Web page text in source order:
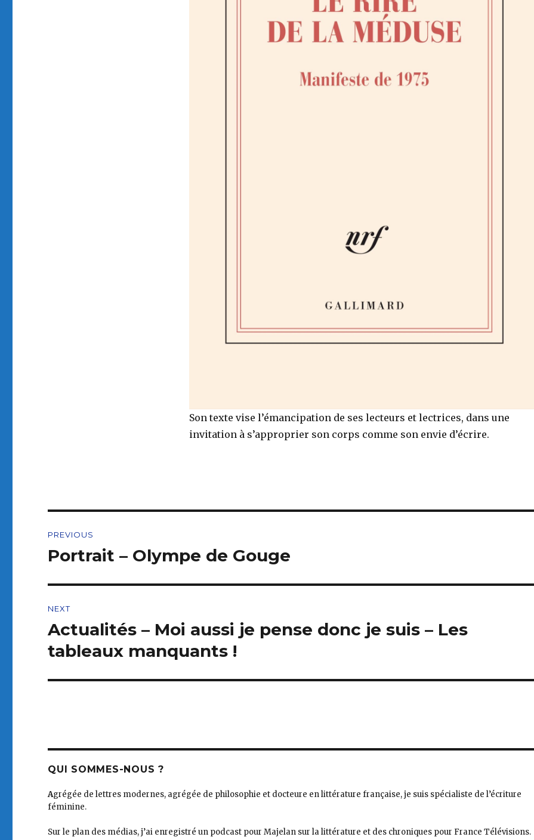
Son texte vise l’émancipation de ses lecteurs et lectrices, dans une
invitation à s’approprier son corps comme son envie d’écrire.
navigation
PREVIOUS
Previous
Portrait – Olympe de Gouge
NEXT
Next
post:
Actualités – Moi aussi je pense donc je suis – Les
tableaux manquants !
QUI SOMMES-NOUS ?
Agrégée de lettres modernes, agrégée de philosophie et docteure en littérature française, je suis spécialiste de l’écriture
féminine.
Sur le plan des médias, j’ai enregistré un podcast pour Majelan sur la littérature et des chroniques pour France Télévisions.